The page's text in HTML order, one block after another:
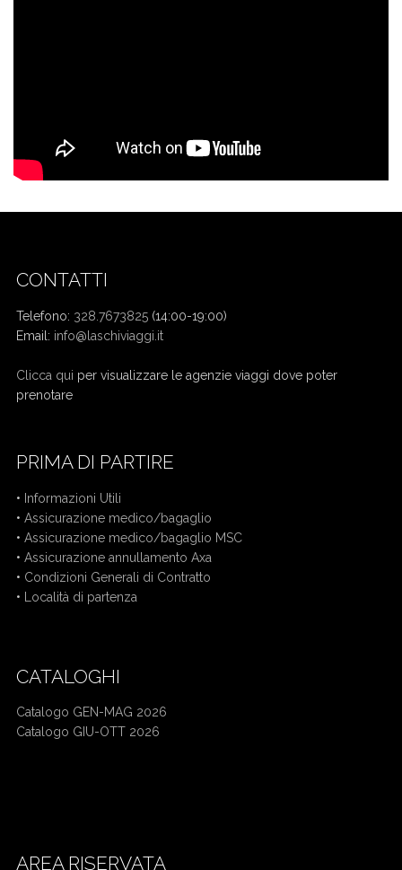
CONTATTI
Telefono: 328.7673825 (14:00-19:00)
Email: info@laschiviaggi.it
Clicca qui per visualizzare le agenzie viaggi dove poter
prenotare
PRIMA DI PARTIRE
• Informazioni Utili
• Assicurazione medico/bagaglio
• Assicurazione medico/bagaglio MSC
• Assicurazione annullamento Axa
• Condizioni Generali di Contratto
• Località di partenza
CATALOGHI
Catalogo GEN-MAG 2026
Catalogo GIU-OTT 2026
AREA RISERVATA